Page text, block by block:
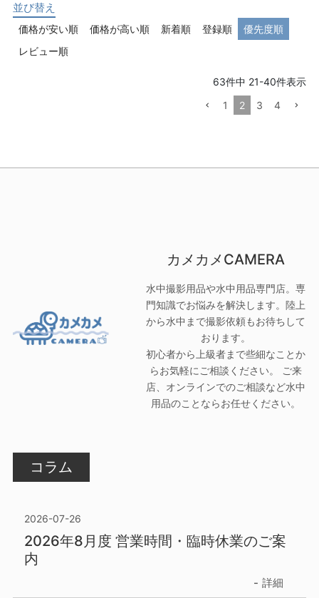
並び替え
価格が安い順 価格が高い順 新着順 登録順
優先度順
レビュー順
63件中 21-40件表示
1
2 3 4
カメカメCAMERA
水中撮影用品や水中用品専門店。専
門知識でお悩みを解決します。陸上
から水中まで撮影依頼もお待ちして
おります。
初心者から上級者まで些細なことか
らお気軽にご相談ください。 ご来
店、オンラインでのご相談など水中
用品のことならお任せください。
コラム
2026-07-26
2026年8月度 営業時間・臨時休業のご案
内
詳細